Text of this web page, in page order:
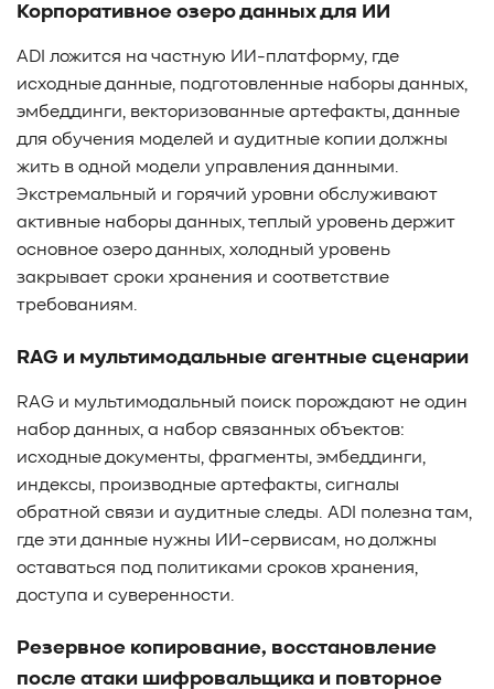
Корпоративное озеро данных для ИИ
ADI ложится на частную ИИ-платформу, где
исходные данные, подготовленные наборы данных,
эмбеддинги, векторизованные артефакты, данные
для обучения моделей и аудитные копии должны
жить в одной модели управления данными.
Экстремальный и горячий уровни обслуживают
активные наборы данных, теплый уровень держит
основное озеро данных, холодный уровень
закрывает сроки хранения и соответствие
требованиям.
RAG и мультимодальные агентные сценарии
RAG и мультимодальный поиск порождают не один
набор данных, а набор связанных объектов:
исходные документы, фрагменты, эмбеддинги,
индексы, производные артефакты, сигналы
обратной связи и аудитные следы. ADI полезна там,
где эти данные нужны ИИ-сервисам, но должны
оставаться под политиками сроков хранения,
доступа и суверенности.
Резервное копирование, восстановление
после атаки шифровальщика и повторное